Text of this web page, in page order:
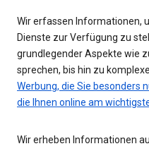
Wir erfassen Informationen,
Dienste zur Verfügung zu
grundlegender Aspekte wie
sprechen, bis hin zu
Werbung, die Sie besonders
die Ihnen online am
Wir erheben Informationen